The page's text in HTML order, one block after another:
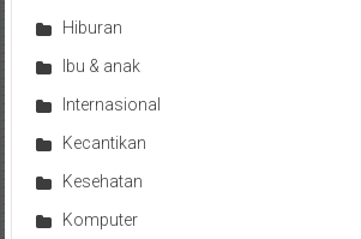
Hiburan
Ibu & anak
Internasional
Kecantikan
Kesehatan
Komputer